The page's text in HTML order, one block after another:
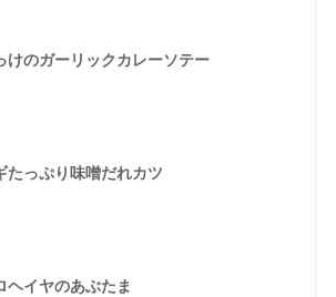
けのガーリックカレーソテー
たっぷり味噌だれカツ
ヘイヤのあぶたま